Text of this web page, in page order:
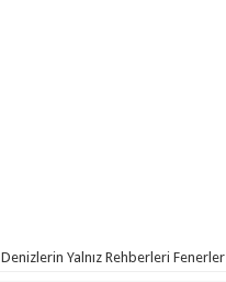
Denizlerin Yalnız Rehberleri Fenerler